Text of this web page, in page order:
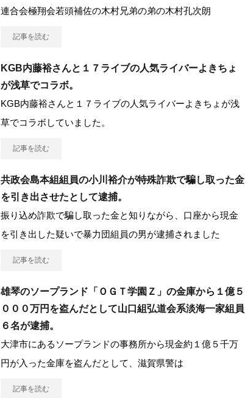
連合会極翔会若頭補佐の木村兄弟の弟の木村孔次朗
記事を読む
KGB内藤裕さんと１７ライブの人気ライバーよきちょ
が浅草でコラボ。
KGB内藤裕さんと１７ライブの人気ライバーよきちょが浅
草でコラボしていました。
記事を読む
共政会島本組組員の小川裕介が特殊詐欺で騙し取った金
を引き出させたとして逮捕。
振り込め詐欺で騙し取った金と知りながら、口座から現金
を引き出した疑いで暴力団組員の男が逮捕されました
記事を読む
雄琴のソープランド「ＯＧＴ学園Ｚ」の金庫から１億５
０００万円を盗んだとして山口組弘道会系淡海一家組員
６名が逮捕。
大津市にあるソープランドの事務所から現金約１億５千万
円が入った金庫を盗んだとして、滋賀県警は
記事を読む